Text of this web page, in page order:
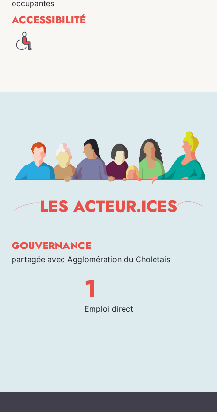
occupantes
ACCESSIBILITÉ
LES ACTEUR.ICES
GOUVERNANCE
partagée avec Agglomération du Choletais
1
Emploi direct